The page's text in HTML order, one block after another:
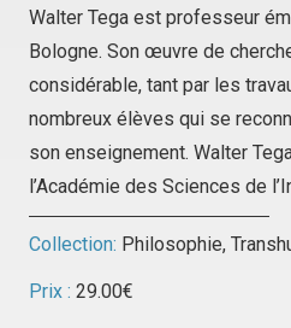
Walter Tega est professeur
Bologne. Son œuvre de
considérable, tant par les
nombreux élèves qui se
son enseignement. Walter
l’Académie des Sciences de
Collection: Philosophie,
Prix : 29.00€